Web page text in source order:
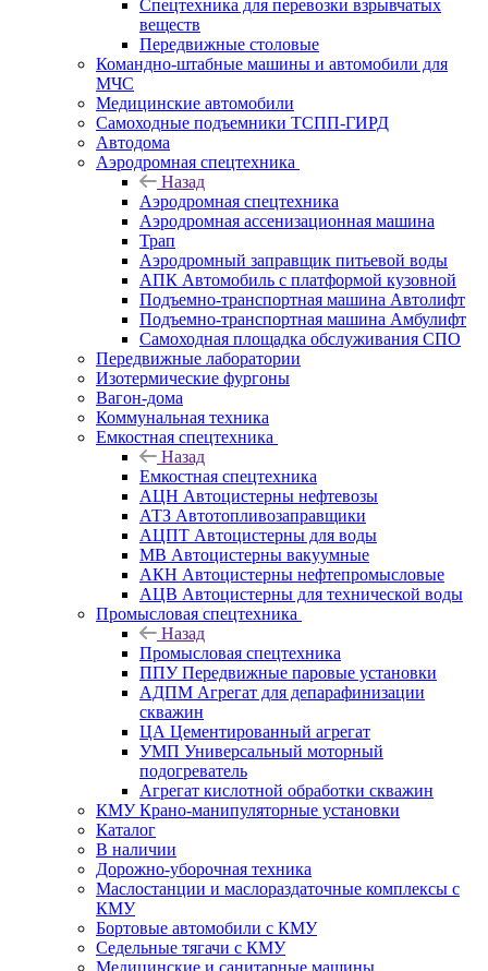
Спецтехника для перевозки взрывчатых
веществ
Передвижные столовые
Командно-штабные машины и автомобили для
МЧС
Медицинские автомобили
Самоходные подъемники ТСПП-ГИРД
Автодома
Аэродромная спецтехника
Назад
Аэродромная спецтехника
Аэродромная ассенизационная машина
Трап
Аэродромный заправщик питьевой воды
АПК Автомобиль с платформой кузовной
Подъемно-транспортная машина Автолифт
Подъемно-транспортная машина Амбулифт
Самоходная площадка обслуживания СПО
Передвижные лаборатории
Изотермические фургоны
Вагон-дома
Коммунальная техника
Емкостная спецтехника
Назад
Емкостная спецтехника
АЦН Автоцистерны нефтевозы
АТЗ Автотопливозаправщики
АЦПТ Автоцистерны для воды
МВ Автоцистерны вакуумные
АКН Автоцистерны нефтепромысловые
АЦВ Автоцистерны для технической воды
Промысловая спецтехника
Назад
Промысловая спецтехника
ППУ Передвижные паровые установки
АДПМ Агрегат для депарафинизации
скважин
ЦА Цементированный агрегат
УМП Универсальный моторный
подогреватель
Агрегат кислотной обработки скважин
КМУ Крано-манипуляторные установки
Каталог
В наличии
Дорожно-уборочная техника
Маслостанции и маслораздаточные комплексы с
КМУ
Бортовые автомобили с КМУ
Седельные тягачи с КМУ
Медицинские и санитарные машины